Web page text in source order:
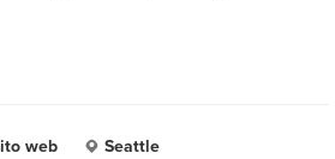
web Seattle